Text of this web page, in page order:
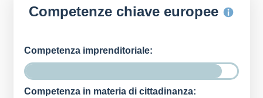
Competenze chiave europee
Competenza imprenditoriale:
Competenza in materia di cittadinanza: